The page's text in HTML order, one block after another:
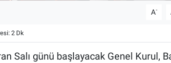
A-
2 Dk
Salı günü başlayacak Genel Kurul,